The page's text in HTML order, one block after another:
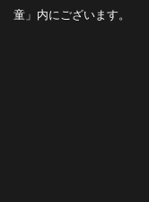
童」内にございます。